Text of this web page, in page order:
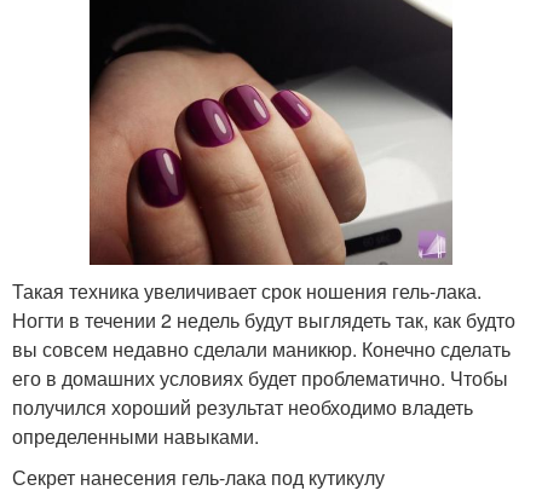
Такая техника увеличивает срок ношения гель-лака.
Ногти в течении 2 недель будут выглядеть так, как будто
вы совсем недавно сделали маникюр. Конечно сделать
его в домашних условиях будет проблематично. Чтобы
получился хороший результат необходимо владеть
определенными навыками.
Секрет нанесения гель-лака под кутикулу